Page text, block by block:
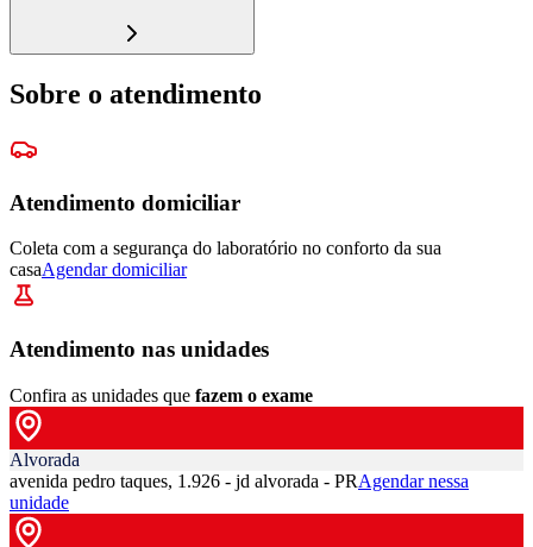
Sobre o atendimento
Atendimento domiciliar
Coleta com a segurança do laboratório no conforto da sua
casaAgendar domiciliar
Atendimento nas unidades
Confira as unidades que fazem o exame
Alvorada
avenida pedro taques, 1.926 - jd alvorada - PRAgendar nessa
unidade